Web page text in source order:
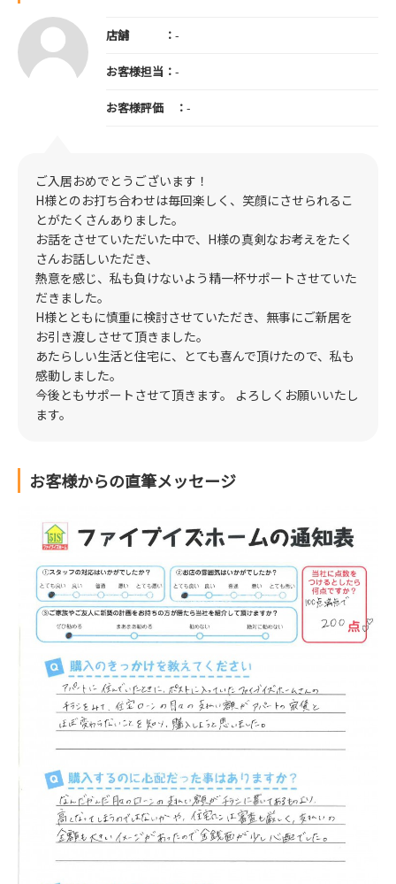
店舗 ： -
お客様担当： -
お客様評価 ： -
ご入居おめでとうございます！
H様とのお打ち合わせは毎回楽しく、笑顔にさせられるこ
とがたくさんありました。
お話をさせていただいた中で、H様の真剣なお考えをたく
さんお話しいただき、
熱意を感じ、私も負けないよう精一杯サポートさせていた
だきました。
H様とともに慎重に検討させていただき、無事にご新居を
お引き渡しさせて頂きました。
あたらしい生活と住宅に、とても喜んで頂けたので、私も
感動しました。
今後ともサポートさせて頂きます。 よろしくお願いいたし
ます。
お客様からの直筆メッセージ